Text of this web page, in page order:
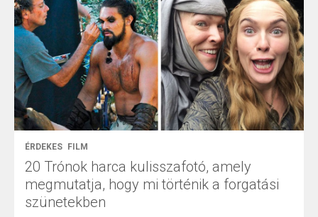
ÉRDEKES FILM
20 Trónok harca kulisszafotó, amely
megmutatja, hogy mi történik a forgatási
szünetekben